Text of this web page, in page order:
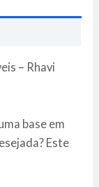
– Rhavi
base em
Este